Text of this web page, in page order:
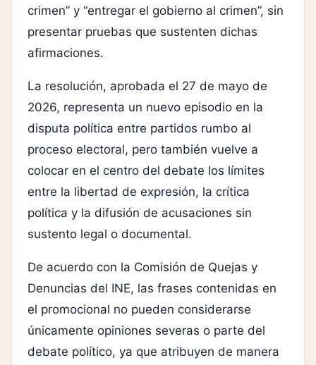
crimen” y “entregar el gobierno al crimen”, sin
presentar pruebas que sustenten dichas
afirmaciones.
La resolución, aprobada el 27 de mayo de
2026, representa un nuevo episodio en la
disputa política entre partidos rumbo al
proceso electoral, pero también vuelve a
colocar en el centro del debate los límites
entre la libertad de expresión, la crítica
política y la difusión de acusaciones sin
sustento legal o documental.
De acuerdo con la Comisión de Quejas y
Denuncias del INE, las frases contenidas en
el promocional no pueden considerarse
únicamente opiniones severas o parte del
debate político, ya que atribuyen de manera